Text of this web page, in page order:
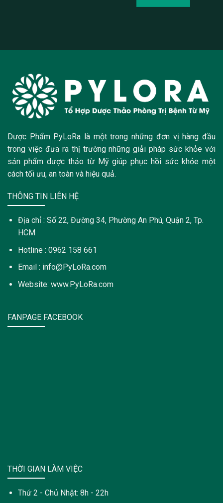
Dược Phẩm PyLoRa là một trong những đơn vị hàng đầu
trong việc đưa ra thị trường những giải pháp sức khỏe với
sản phẩm dược thảo từ Mỹ giúp phục hồi sức khỏe một
cách tối ưu, an toàn và hiệu quả.
THÔNG TIN LIÊN HỆ
Địa chỉ : Số 22, Đường 34, Phường An Phú, Quận 2, Tp.
HCM
Hotline : 0962 158 661
Email : info@PyLoRa.com
Website: www.PyLoRa.com
FANPAGE FACEBOOK
THỜI GIAN LÀM VIỆC
Thứ 2 - Chủ Nhật: 8h - 22h